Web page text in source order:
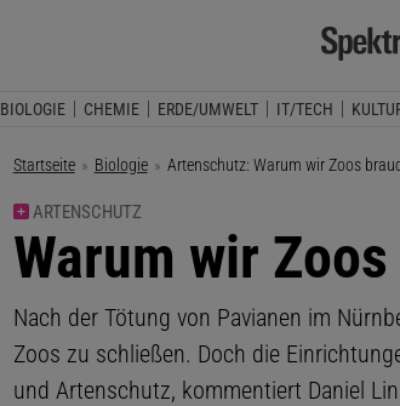
BIOLOGIE CHEMIE ERDE/UMWELT IT/TECH
Startseite Biologie Aktuelle Seite:
Artenschutz: Warum wir Zoos
ARTENSCHUTZ
:
Warum wir
Nach der Tötung von Pavianen im
Zoos zu schließen. Doch die
und Artenschutz, kommentiert Daniel